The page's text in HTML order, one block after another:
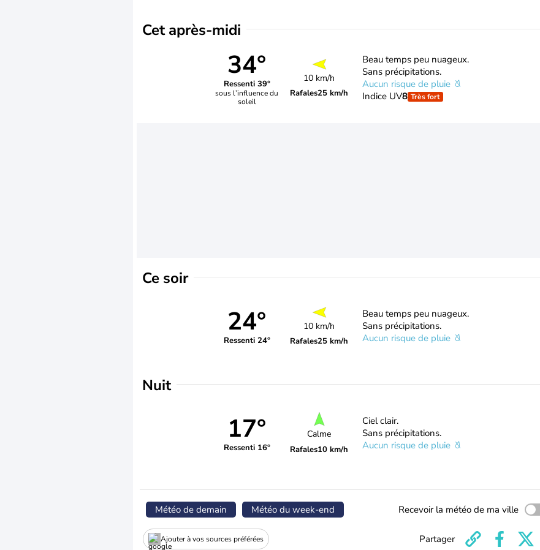
Cet après-midi
34°
Ressenti 39°
sous l’influence du
soleil
10 km/h
Rafales25 km/h
Beau temps peu nuageux.
Sans précipitations.
Aucun risque de pluie
Indice UV8 Très fort
Ce soir
24°
Ressenti 24°
10 km/h
Rafales25 km/h
Beau temps peu nuageux.
Sans précipitations.
Aucun risque de pluie
Nuit
17°
Ressenti 16°
Calme
Rafales10 km/h
Ciel clair.
Sans précipitations.
Aucun risque de pluie
Météo de demain Météo du week-end Recevoir la météo de ma ville
Ajouter à vos sources préférées Partager